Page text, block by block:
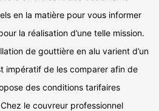
en la matière pour vous informer
la réalisation d’une telle mission.
de gouttière en alu varient d’un
impératif de les comparer afin de
des conditions tarifaires
le couvreur professionnel